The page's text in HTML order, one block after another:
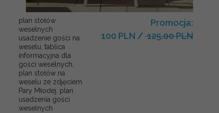
plan stołów
weselnych
usadzenie gości na
weselu, tablica
informacyjna dla
gości weselnych,
plan stołów na
weselu ze zdjęciem
Pary Młodej, plan
usadzenia gości
weselnych
Promocja:
100 PLN / 125.00 PLN